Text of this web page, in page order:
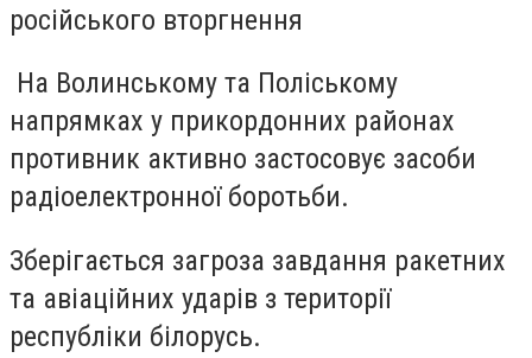
російського вторгнення
На Волинському та Поліському
напрямках у прикордонних районах
противник активно застосовує засоби
радіоелектронної боротьби.
Зберігається загроза завдання ракетних
та авіаційних ударів з території
республіки білорусь.